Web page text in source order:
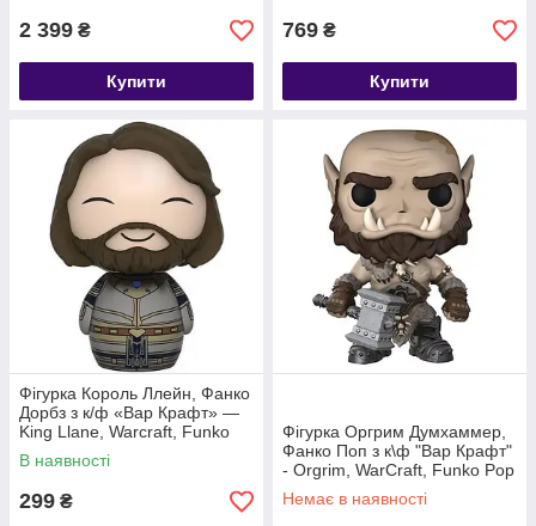
2 399 ₴
Купити
769 ₴
Купити
Фігурка Король Ллейн, Фанко
Дорбз з к/ф «Вар Крафт» —
King Llane, Warcraft, Funko
Dorbz
В наявності
299 ₴
Фігурка Оргрим Думхаммер,
Фанко Поп з к\ф "Вар Крафт"
- Orgrim, WarCraft, Funko Pop
Немає в наявності